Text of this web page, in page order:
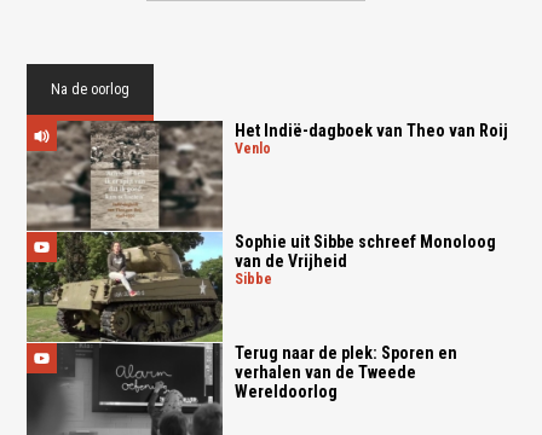
Na de oorlog
Het Indië-dagboek van Theo van Roij
venlo
Sophie uit Sibbe schreef Monoloog
van de Vrijheid
sibbe
Terug naar de plek: Sporen en
verhalen van de Tweede
Wereldoorlog